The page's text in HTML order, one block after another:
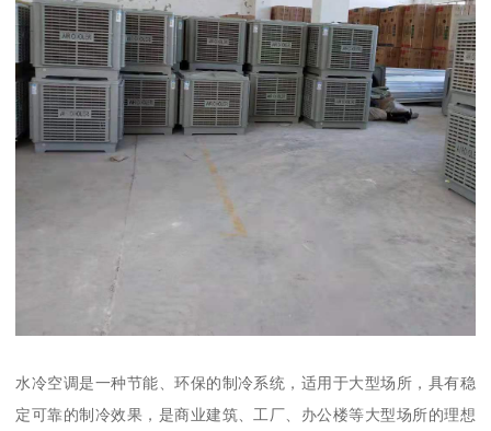
水冷空调是一种节能、环保的制冷系统，适用于大型场所，具有稳
定可靠的制冷效果，是商业建筑、工厂、办公楼等大型场所的理想